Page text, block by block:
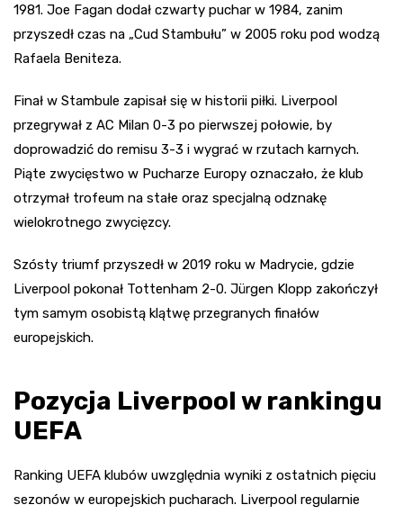
1981. Joe Fagan dodał czwarty puchar w 1984, zanim
przyszedł czas na „Cud Stambułu” w 2005 roku pod wodzą
Rafaela Beniteza.
Finał w Stambule zapisał się w historii piłki. Liverpool
przegrywał z AC Milan 0-3 po pierwszej połowie, by
doprowadzić do remisu 3-3 i wygrać w rzutach karnych.
Piąte zwycięstwo w Pucharze Europy oznaczało, że klub
otrzymał trofeum na stałe oraz specjalną odznakę
wielokrotnego zwycięzcy.
Szósty triumf przyszedł w 2019 roku w Madrycie, gdzie
Liverpool pokonał Tottenham 2-0. Jürgen Klopp zakończył
tym samym osobistą klątwę przegranych finałów
europejskich.
Pozycja Liverpool w rankingu
UEFA
Ranking UEFA klubów uwzględnia wyniki z ostatnich pięciu
sezonów w europejskich pucharach. Liverpool regularnie